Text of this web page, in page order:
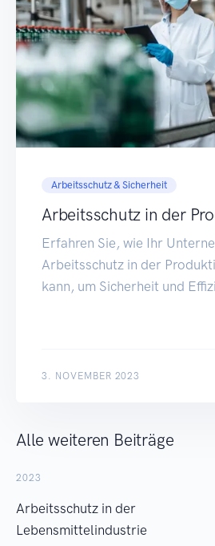
Arbeitsschutz & Sicherheit
Arbeitsschutz in der
Erfahren Sie, wie Ihr
Arbeitsschutz in der
kann, um Sicherheit und
3. NOVEMBER 2023
Alle weiteren Beiträge
2023
Arbeitsschutz in der
Lebensmittelindustrie